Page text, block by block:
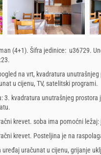
(4+1). Šifra jedinice: u36729.
.
na vrt, kvadratura
u cijenu, TV, satelitski programi.
3. kvadratura unutrašnjeg
.
krevet. soba ima pomoćni ležaj:
krevet. Posteljina je na
uređaj uračunat u cijenu, grijanje